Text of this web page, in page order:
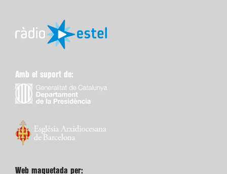
Amb el suport de:
Web maquetada per: